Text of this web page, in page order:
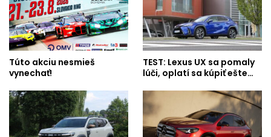
Túto akciu nesmieš
vynechať!
TEST: Lexus UX sa pomaly
lúči, oplatí sa kúpiť ešte…